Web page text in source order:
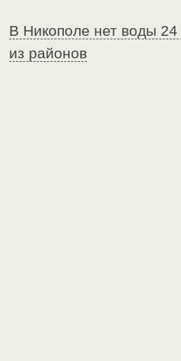
В Никополе нет воды
из районов